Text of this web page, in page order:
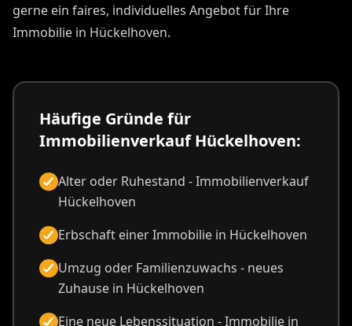
gerne ein faires, individuelles Angebot für Ihre
Immobilie in Hückelhoven.
Häufige Gründe für
Immobilienverkauf Hückelhoven:
Alter oder Ruhestand - Immobilienverkauf
Hückelhoven
Erbschaft einer Immobilie in Hückelhoven
Umzug oder Familienzuwachs - neues
Zuhause in Hückelhoven
Eine neue Lebenssituation - Immobilie in